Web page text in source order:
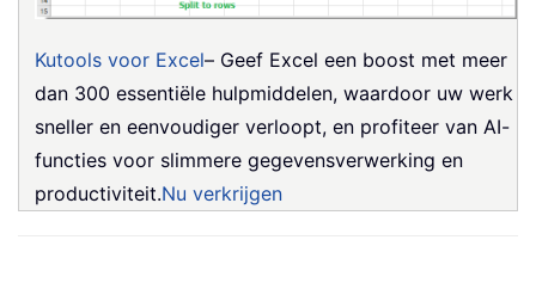
Kutools voor Excel– Geef Excel een boost met meer
dan 300 essentiële hulpmiddelen, waardoor uw werk
sneller en eenvoudiger verloopt, en profiteer van AI-
functies voor slimmere gegevensverwerking en
productiviteit.Nu verkrijgen